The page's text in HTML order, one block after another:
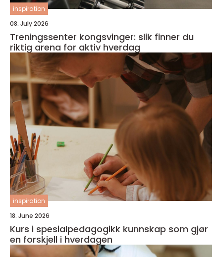
inspiration
08. July 2026
Treningssenter kongsvinger: slik finner du
riktig arena for aktiv hverdag
inspiration
18. June 2026
Kurs i spesialpedagogikk kunnskap som gjør
en forskjell i hverdagen